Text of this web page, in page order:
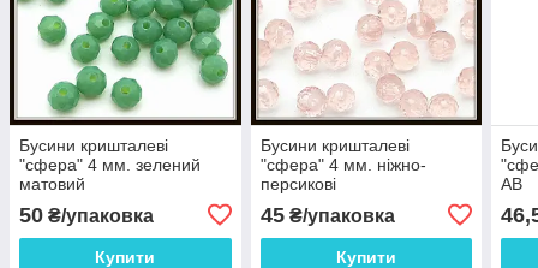
Бусини кришталеві
"сфера" 4 мм. зелений
матовий
50 ₴/упаковка
Купити
Бусини кришталеві
"сфера" 4 мм. ніжно-
персикові
45₴/упаковка
Купити
АВ